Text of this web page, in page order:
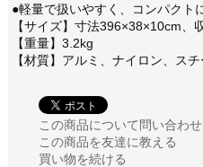
●軽量で扱いやすく、コンパクト
【サイズ】寸法396×38×10cm、
【重量】3.2kg
【材質】アルミ、ナイロン、ス
この商品について問い合わせ
この商品を友達に教える
買い物を続ける